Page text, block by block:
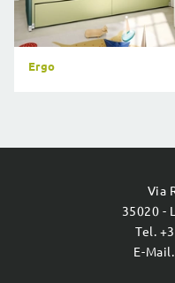
Ergo
Via
35020 -
Tel.
E-